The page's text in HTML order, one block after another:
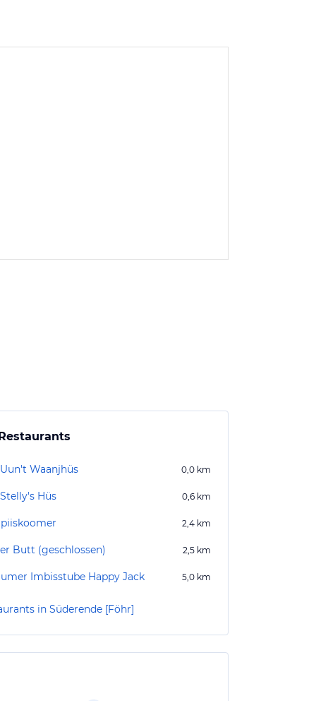
Waanjhüs 0,0 km
Hüs 0,6 km
2,4 km
Butt (geschlossen) 2,5 km
Imbisstube Happy Jack 5,0 km
in Süderende [Föhr]